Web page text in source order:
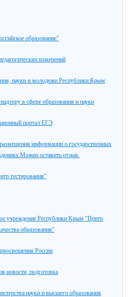
образование"
измерений
науки и молодежи Республики Крым
в сфере образования и науки
портал ЕГЭ
информации о государственных
оставить отзыв.
тестирования"
учреждение Республики Крым "Центр
образования"
России
подготовка
науки и высшего образования